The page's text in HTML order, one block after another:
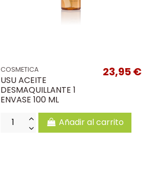
COSMETICA
USU ACEITE
DESMAQUILLANTE 1
ENVASE 100 ML
23,95 €
Añadir al carrito